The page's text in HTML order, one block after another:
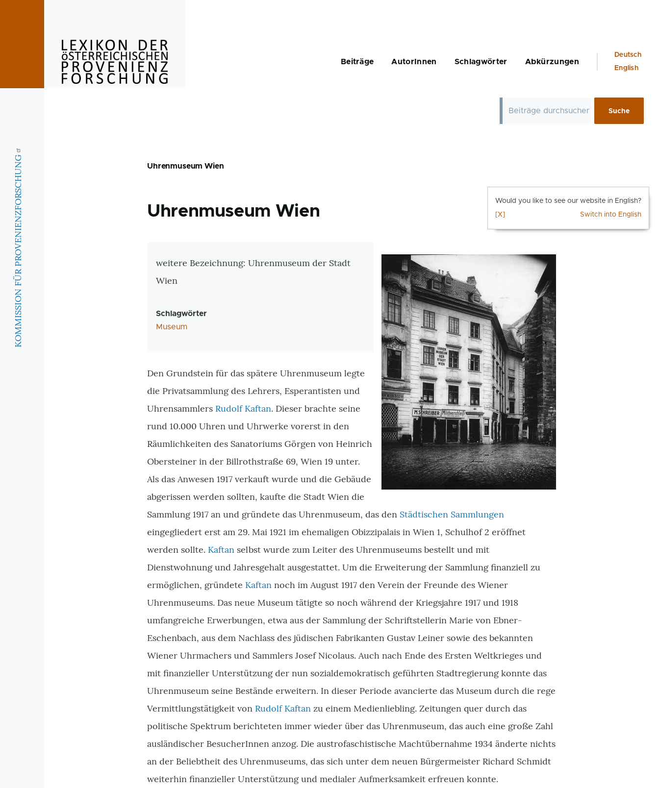
Beiträge AutorInnen Schlagwörter Abkürzungen
Language
switcher
Deutsch
English
Uhrenmuseum Wien
Uhrenmuseum Wien
Zusatzinformationen
weitere Bezeichnung: Uhrenmuseum der Stadt
Wien
Schlagwörter
Museum
Den Grundstein für das spätere Uhrenmuseum legte
die Privatsammlung des Lehrers, Esperantisten und
Uhrensammlers Rudolf Kaftan. Dieser brachte seine
rund 10.000 Uhren und Uhrwerke vorerst in den
Räumlichkeiten des Sanatoriums Görgen von Heinrich
Obersteiner in der Billrothstraße 69, Wien 19 unter.
Als das Anwesen 1917 verkauft wurde und die Gebäude
abgerissen werden sollten, kaufte die Stadt Wien die
Sammlung 1917 an und gründete das Uhrenmuseum, das den Städtischen Sammlungen
eingegliedert erst am 29. Mai 1921 im ehemaligen Obizzipalais in Wien 1, Schulhof 2 eröffnet
werden sollte. Kaftan selbst wurde zum Leiter des Uhrenmuseums bestellt und mit
Dienstwohnung und Jahresgehalt ausgestattet. Um die Erweiterung der Sammlung finanziell zu
ermöglichen, gründete Kaftan noch im August 1917 den Verein der Freunde des Wiener
Uhrenmuseums. Das neue Museum tätigte so noch während der Kriegsjahre 1917 und 1918
umfangreiche Erwerbungen, etwa aus der Sammlung der Schriftstellerin Marie von Ebner-
Eschenbach, aus dem Nachlass des jüdischen Fabrikanten Gustav Leiner sowie des bekannten
Wiener Uhrmachers und Sammlers Josef Nicolaus. Auch nach Ende des Ersten Weltkrieges und
mit finanzieller Unterstützung der nun sozialdemokratisch geführten Stadtregierung konnte das
Uhrenmuseum seine Bestände erweitern. In dieser Periode avancierte das Museum durch die rege
Vermittlungstätigkeit von Rudolf Kaftan zu einem Medienliebling. Zeitungen quer durch das
politische Spektrum berichteten immer wieder über das Uhrenmuseum, das auch eine große Zahl
ausländischer BesucherInnen anzog. Die austrofaschistische Machtübernahme 1934 änderte nichts
an der Beliebtheit des Uhrenmuseums, das sich unter dem neuen Bürgermeister Richard Schmidt
weiterhin finanzieller Unterstützung und medialer Aufmerksamkeit erfreuen konnte.
KOMMISSION FÜR PROVENIENZFORSCHUNG
Would you like to see our website in English?
Switch into English
[X]